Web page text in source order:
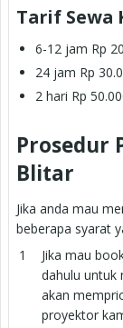
Tarif Sewa
6-12 jam Rp
24 jam Rp
2 hari Rp
Prosedur
Blitar
Jika anda mau
beberapa syarat
Jika mau
dahulu untuk
akan
proyektor